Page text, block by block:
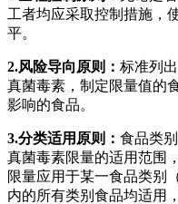
工者均应采取控制措施，
平。
2.风险导向原则： 标准列
真菌毒素，制定限量值的
影响的食品。
3.分类适用原则： 食品类
真菌毒素限量的适用范围
限量应用于某一食品类别
内的所有类别食品均适用